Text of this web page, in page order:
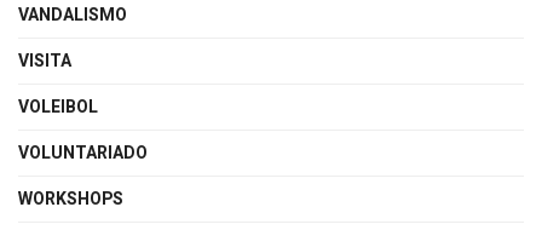
VANDALISMO
VISITA
VOLEIBOL
VOLUNTARIADO
WORKSHOPS